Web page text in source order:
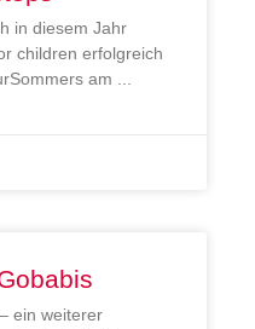
in diesem Jahr
children erfolgreich
am
ein weiterer